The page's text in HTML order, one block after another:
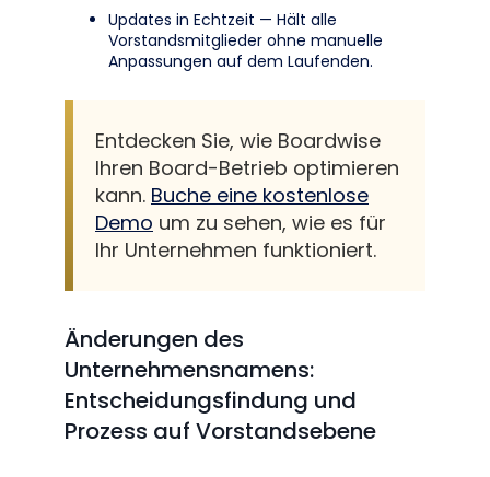
Updates in Echtzeit — Hält alle
Vorstandsmitglieder ohne manuelle
Anpassungen auf dem Laufenden.
Entdecken Sie, wie Boardwise
Ihren Board-Betrieb optimieren
kann. Buche eine kostenlose
Demo um zu sehen, wie es für
Ihr Unternehmen funktioniert.
Änderungen des
Unternehmensnamens:
Entscheidungsfindung und
Prozess auf Vorstandsebene